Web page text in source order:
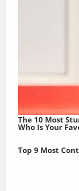
The 10 Most
Who Is Your
Top 9 Most